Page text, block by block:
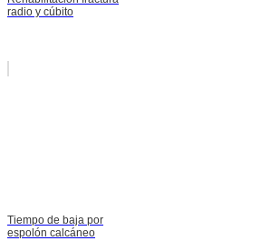
radio y cúbito
Tiempo de baja por
espolón calcáneo